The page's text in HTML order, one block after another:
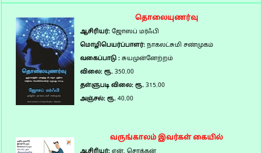
தொலையுணர்வு
ஆசிரியர்: ஜோஸப் மர்ஃபி
மொழிபெயர்ப்பாளர்: நாகலட்சுமி சண்முகம்
வகைப்பாடு : சுயமுன்னேற்றம்
விலை: ரூ. 350.00
தள்ளுபடி விலை: ரூ. 315.00
அஞ்சல்: ரூ. 40.00
வருங்காலம் இவர்கள் கையில்